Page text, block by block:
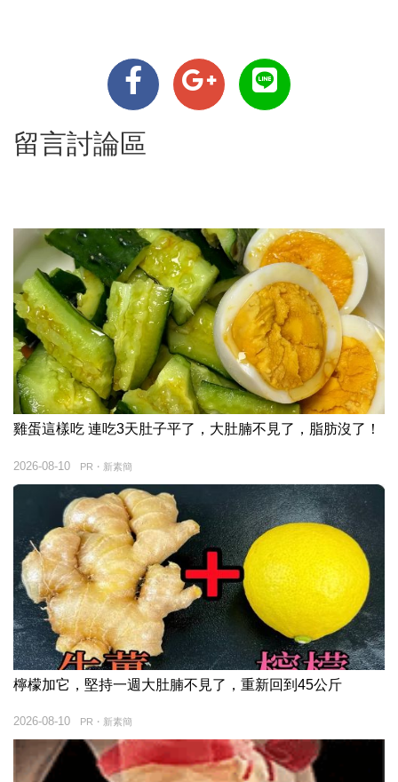
留言討論區
雞蛋這樣吃 連吃3天肚子平了，大肚腩不見了，脂肪沒了！
PR・新素簡
2026-08-10
檸檬加它，堅持一週大肚腩不見了，重新回到45公斤
PR・新素簡
2026-08-10